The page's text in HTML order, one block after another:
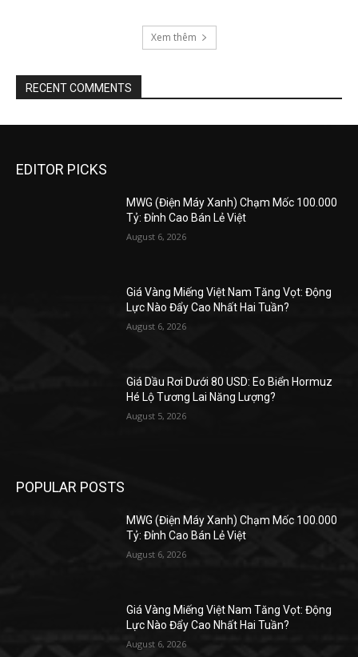
Xem thêm
RECENT COMMENTS
EDITOR PICKS
MWG (Điện Máy Xanh) Chạm Mốc 100.000
Tỷ: Đỉnh Cao Bán Lẻ Việt
August 6, 2026
Giá Vàng Miếng Việt Nam Tăng Vọt: Động
Lực Nào Đẩy Cao Nhất Hai Tuần?
August 6, 2026
Giá Dầu Rơi Dưới 80 USD: Eo Biển Hormuz
Hé Lộ Tương Lai Năng Lượng?
August 5, 2026
POPULAR POSTS
MWG (Điện Máy Xanh) Chạm Mốc 100.000
Tỷ: Đỉnh Cao Bán Lẻ Việt
August 6, 2026
Giá Vàng Miếng Việt Nam Tăng Vọt: Động
Lực Nào Đẩy Cao Nhất Hai Tuần?
August 6, 2026